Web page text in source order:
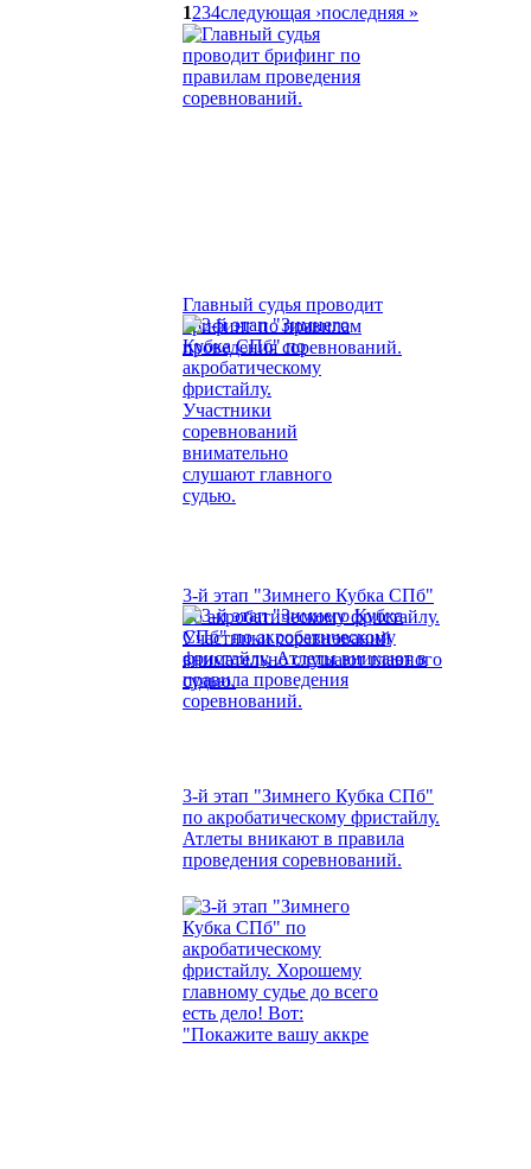
1234следующая ›последняя »
Главный судья проводит
брифинг по правилам
проведения соревнований.
3-й этап "Зимнего Кубка СПб"
по акробатическому фристайлу.
Участники соревнований
внимательно слушают главного
судью.
3-й этап "Зимнего Кубка СПб"
по акробатическому фристайлу.
Атлеты вникают в правила
проведения соревнований.